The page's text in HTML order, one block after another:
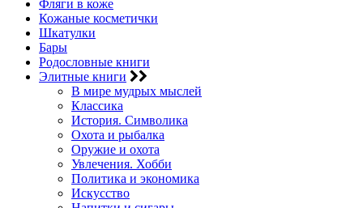
Фляги в коже
Кожаные косметички
Шкатулки
Бары
Родословные книги
Элитные книги
В мире мудрых мыслей
Классика
История. Символика
Охота и рыбалка
Оружие и охота
Увлечения. Хобби
Политика и экономика
Искусство